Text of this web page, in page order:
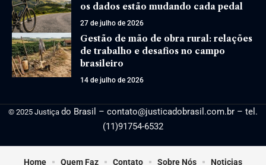
os dados estão mudando cada pedal
27 de julho de 2026
Gestão de mão de obra rural: relações
de trabalho e desafios no campo
brasileiro
14 de julho de 2026
© 2025 Justiça do Brasil – contato@justicadobrasil.com.br – tel.
(11)91754-6532
Home Quem Faz Contato Sobre Nós Noticias